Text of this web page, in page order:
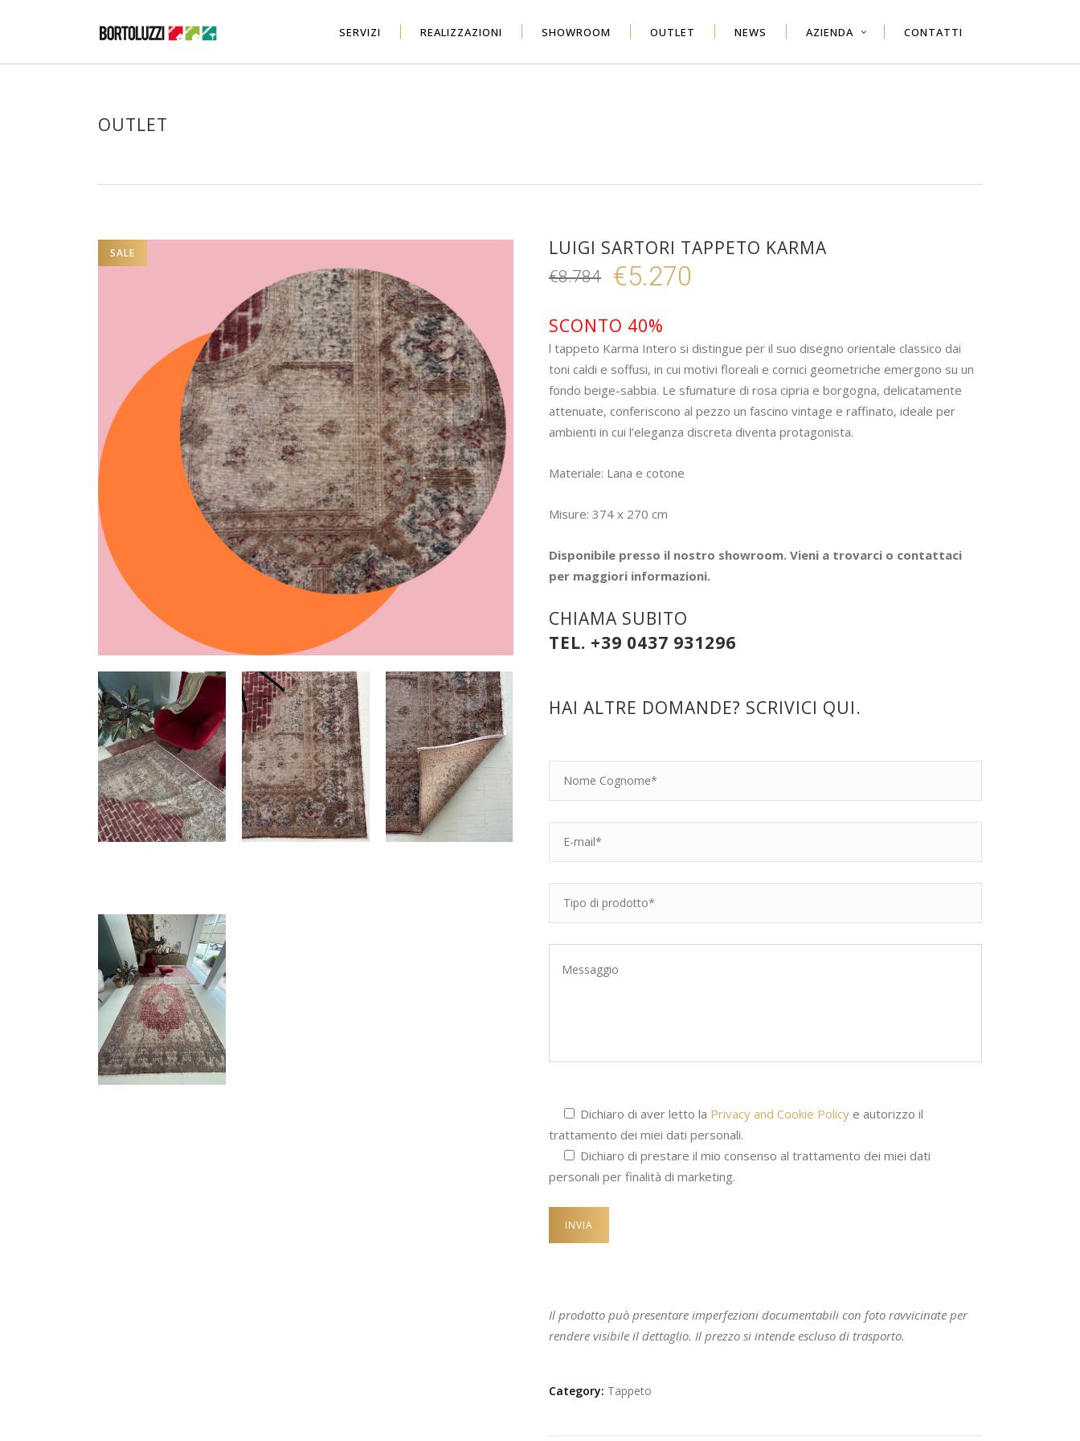
SERVIZI REALIZZAZIONI SHOWROOM OUTLET NEWS AZIENDA CONTATTI
OUTLET
SALE LUIGI SARTORI TAPPETO KARMA
€8.784
Il
originale
€5.270
€5.270.
SCONTO 40%
l tappeto Karma Intero si distingue per il suo disegno orientale classico dai
toni caldi e soffusi, in cui motivi floreali e cornici geometriche emergono su un
fondo beige-sabbia. Le sfumature di rosa cipria e borgogna, delicatamente
attenuate, conferiscono al pezzo un fascino vintage e raffinato, ideale per
ambienti in cui l’eleganza discreta diventa protagonista.
Materiale: Lana e cotone
Misure: 374 x 270 cm
Disponibile presso il nostro showroom. Vieni a trovarci o contattaci
per maggiori informazioni.
CHIAMA SUBITO
TEL. +39 0437 931296
HAI ALTRE DOMANDE? SCRIVICI QUI.
Dichiaro di aver letto la Privacy and Cookie Policy e autorizzo il
trattamento dei miei dati personali.
Dichiaro di prestare il mio consenso al trattamento dei miei dati
personali per finalità di marketing.
Il prodotto può presentare imperfezioni documentabili con foto ravvicinate per
rendere visibile il dettaglio. Il prezzo si intende escluso di trasporto.
Category: Tappeto